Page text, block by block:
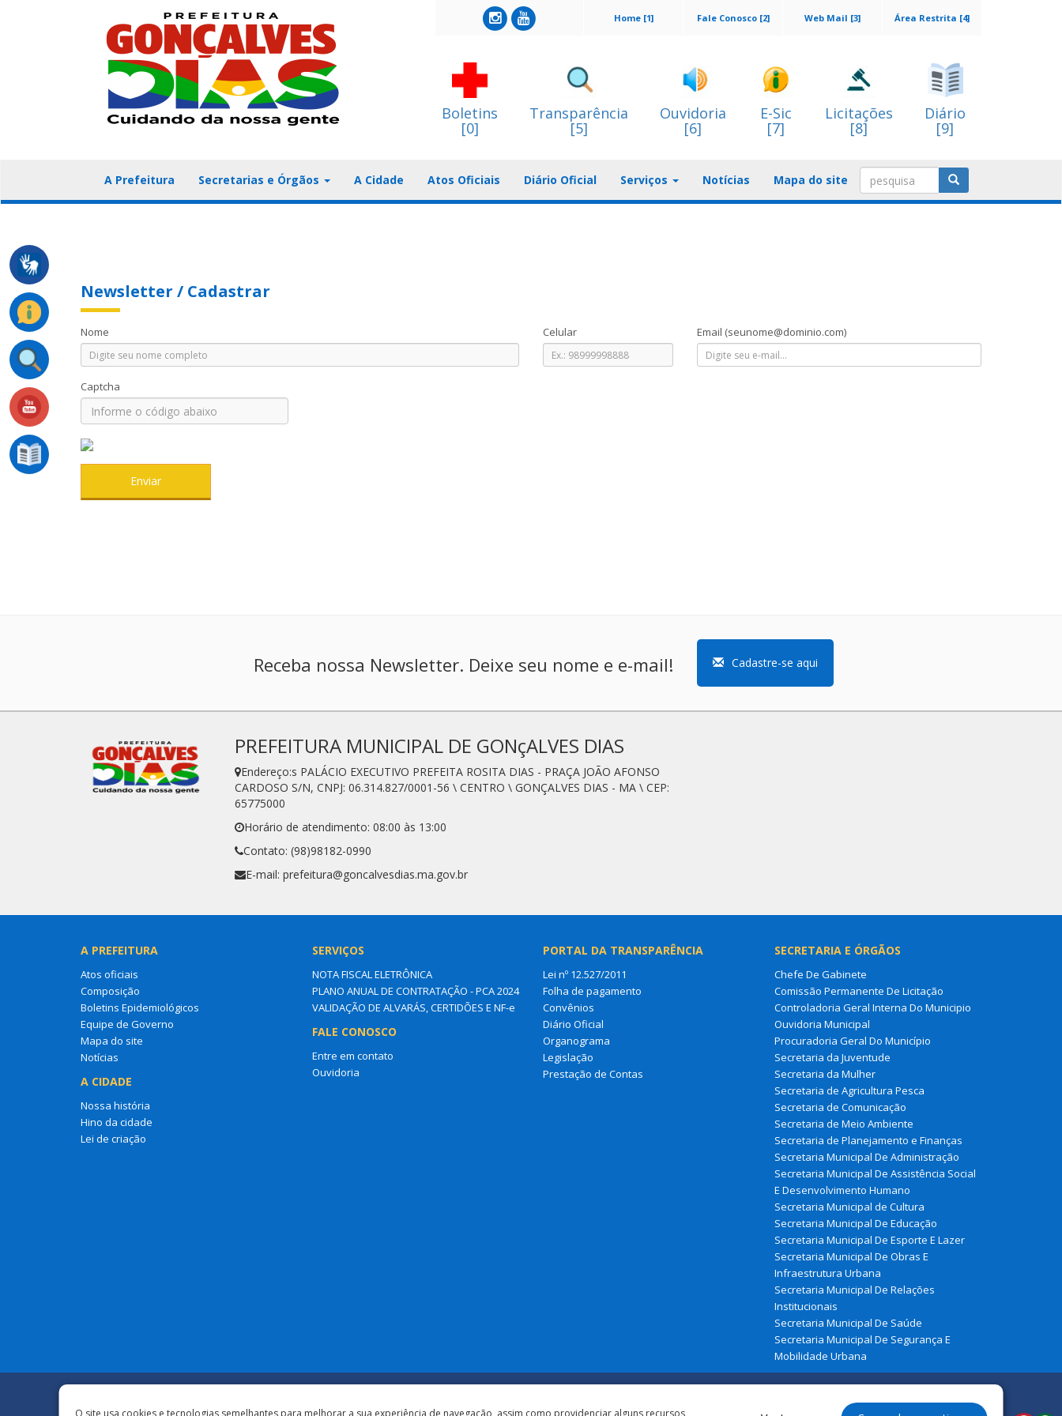
Área Restrita [4]
Web Mail [3]
Fale Conosco [2]
Home [1]
Boletins
[0]
Transparência
[5]
Ouvidoria
[6]
E-Sic
[7]
Licitações
[8]
Diário
[9]
A Prefeitura Secretarias e Órgãos A Cidade Atos Oficiais Diário Oficial Serviços Notícias Mapa do site
Newsletter / Cadastrar
Nome Celular Email (seunome@dominio.com)
Captcha
Enviar
Receba nossa Newsletter. Deixe seu nome e e-mail! Cadastre-se aqui
PREFEITURA MUNICIPAL DE GONçALVES DIAS
Endereço:s PALÁCIO EXECUTIVO PREFEITA ROSITA DIAS - PRAÇA JOÃO AFONSO
CARDOSO S/N, CNPJ: 06.314.827/0001-56 \ CENTRO \ GONÇALVES DIAS - MA \ CEP:
65775000
Horário de atendimento: 08:00 às 13:00
Contato: (98)98182-0990
E-mail: prefeitura@goncalvesdias.ma.gov.br
A PREFEITURA
Atos oficiais
Composição
Boletins Epidemiológicos
Equipe de Governo
Mapa do site
Notícias
A CIDADE
Nossa história
Hino da cidade
Lei de criação
SERVIÇOS
NOTA FISCAL ELETRÔNICA
PLANO ANUAL DE CONTRATAÇÃO - PCA 2024
VALIDAÇÃO DE ALVARÁS, CERTIDÕES E NF-e
FALE CONOSCO
Entre em contato
Ouvidoria
PORTAL DA TRANSPARÊNCIA
Lei nº 12.527/2011
Folha de pagamento
Convênios
Diário Oficial
Organograma
Legislação
Prestação de Contas
SECRETARIA E ÓRGÃOS
Chefe De Gabinete
Comissão Permanente De Licitação
Controladoria Geral Interna Do Municipio
Ouvidoria Municipal
Procuradoria Geral Do Município
Secretaria da Juventude
Secretaria da Mulher
Secretaria de Agricultura Pesca
Secretaria de Comunicação
Secretaria de Meio Ambiente
Secretaria de Planejamento e Finanças
Secretaria Municipal De Administração
Secretaria Municipal De Assistência Social
E Desenvolvimento Humano
Secretaria Municipal de Cultura
Secretaria Municipal De Educação
Secretaria Municipal De Esporte E Lazer
Secretaria Municipal De Obras E
Infraestrutura Urbana
Secretaria Municipal De Relações
Institucionais
Secretaria Municipal De Saúde
Secretaria Municipal De Segurança E
Mobilidade Urbana
O site usa cookies e tecnologias semelhantes para melhorar a sua experiência de navegação, assim como providenciar alguns recursos